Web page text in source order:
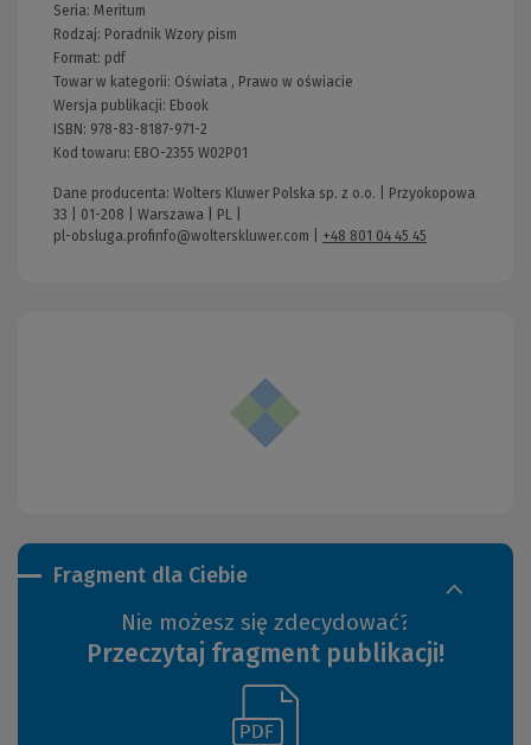
Fragment dla Ciebie
Nie możesz się zdecydować?
Przeczytaj fragment publikacji!
(Nowe
Seria: Meritum
Rodzaj: Poradnik Wzory pism
Format: pdf
Towar w kategorii: Oświata , Prawo w oświacie
Wersja publikacji: Ebook
ISBN: 978-83-8187-971-2
Kod towaru: EBO-2355 W02P01
Dane producenta: Wolters Kluwer Polska sp. z o.o. | Przyokopowa
33 | 01-208 | Warszawa | PL |
pl-obsluga.profinfo@wolterskluwer.com
+48 801 04 45 45